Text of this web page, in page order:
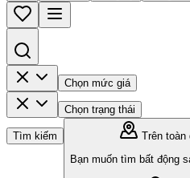
Chọn mức giá
Chọn trạng thái
Tìm kiếm
Trên toàn
Bạn muốn tìm bất động